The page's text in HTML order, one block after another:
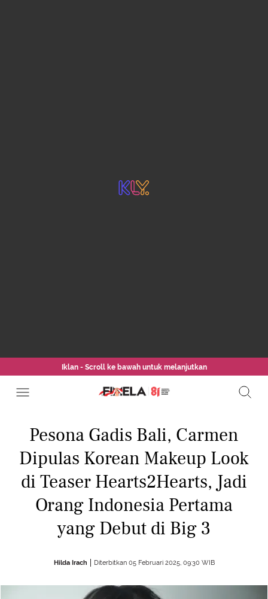
Iklan - Scroll ke bawah untuk melanjutkan
Pesona Gadis Bali, Carmen
Dipulas Korean Makeup Look
di Teaser Hearts2Hearts, Jadi
Orang Indonesia Pertama
yang Debut di Big 3
Hilda Irach Diterbitkan 05 Februari 2025, 09:30 WIB